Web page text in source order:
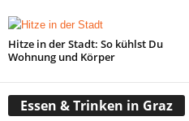
Hitze in der Stadt: So kühlst Du
Wohnung und Körper
Essen & Trinken in Graz